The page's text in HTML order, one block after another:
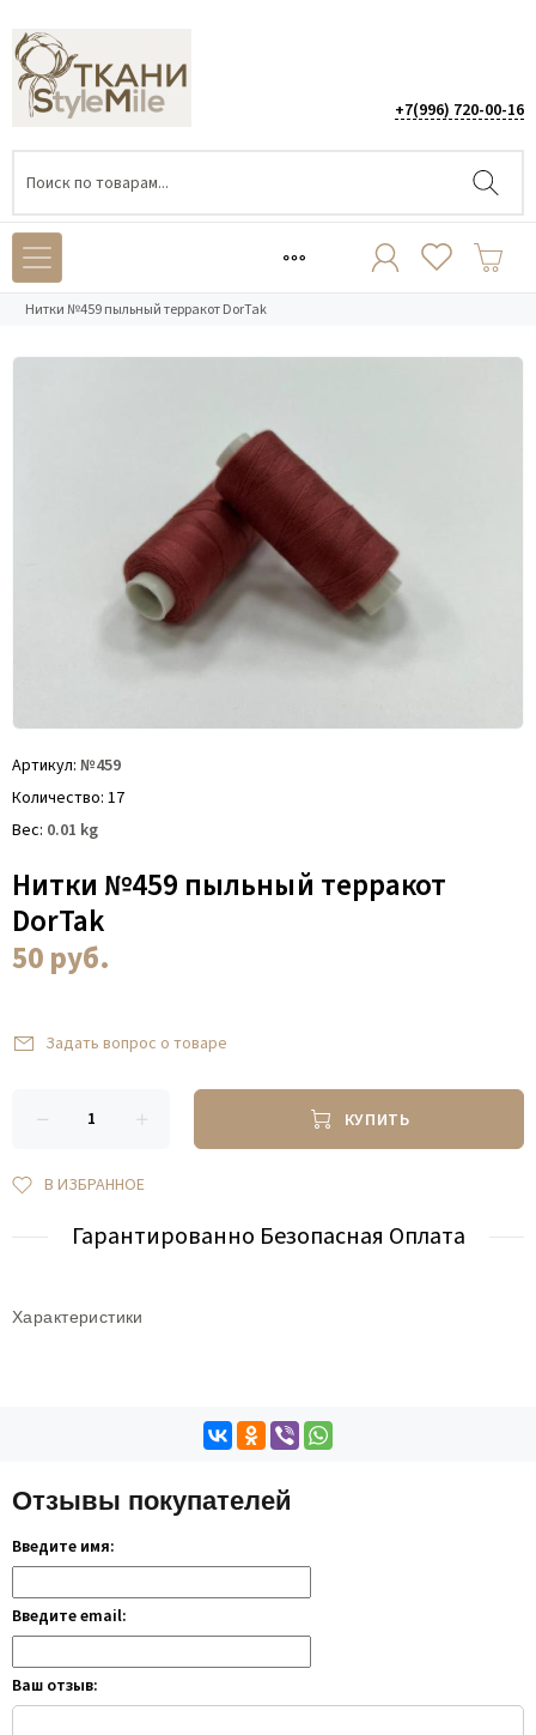
+7(996) 720-00-16
Каталог
Нитки №459 пыльный терракот DorTak
Артикул №459
Количество 17
Вес 0.01 kg
Нитки №459 пыльный терракот
DorTak
50руб.
Задать вопрос о товаре
КУПИТЬ
В ИЗБРАННОЕ
Гарантированно Безопасная Оплата
Характеристики
Отзывы покупателей
Введите имя:
Введите email:
Ваш отзыв: